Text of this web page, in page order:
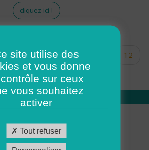
cliquez ici !
… 10
12
15 16 17
Qui sommes nous
Académie ADMR
site utilise des
et vous donne
sur ceux
vous souhaitez
activer
Tout refuser